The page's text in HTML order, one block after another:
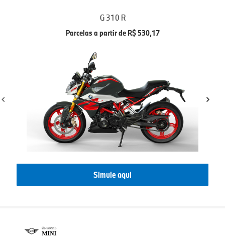
G 310 R
Parcelas a partir de R$ 530,17
Simule aqui